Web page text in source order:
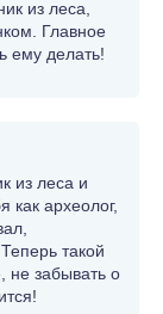
из леса,
Главное
ему делать!
из леса и
как археолог,
такой
не забывать о